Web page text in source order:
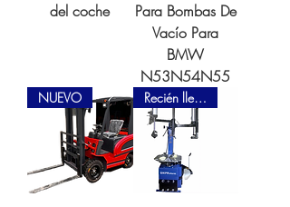
del coche
Para Bombas De
Vacío Para
BMW
N53N54N55
NUEVO Recién llegado